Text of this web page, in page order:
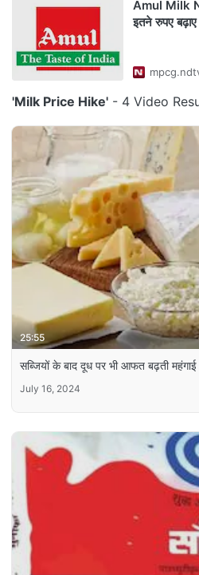
Amul Milk
इतने रुपए
'Milk Price Hike' - 4 Video
25:55
सब्जियों के बाद दूध पर भी आफत बढ़ती
July 16, 2024